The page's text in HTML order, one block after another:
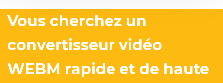
Vous cherchez un
convertisseur vidéo
WEBM rapide et de haute